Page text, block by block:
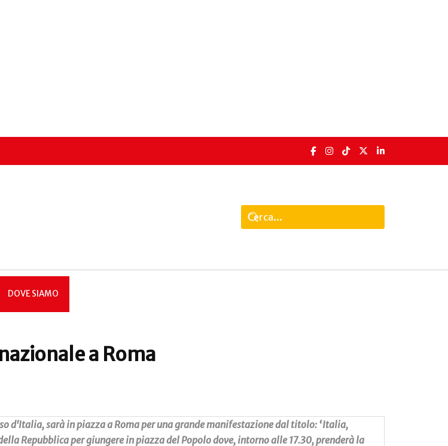
DOVE SIAMO
a Roma
d'Italia, sarà in piazza a Roma per una grande manifestazione dal titolo: ‘Italia,
Repubblica per giungere in piazza del Popolo dove, intorno alle 17.30, prenderà la